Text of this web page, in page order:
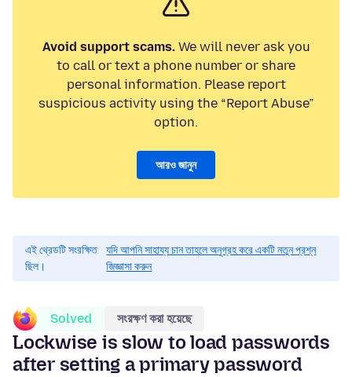
Avoid support scams.We will never ask you
to call or text a phone number or share
personal information. Please report
suspicious activity using the “Report Abuse”
option.
আরও জানুন
এই থ্রেডটি সংরক্ষিত
ছিল।
যদি আপনি সাহায্য চান তাহলে অনুগ্রহ করে একটি নতুন প্রশ্ন
জিজ্ঞাসা করুন
Solved সংরক্ষণ করা হয়েছে
Lockwise is slow to load passwords
after setting a primary password